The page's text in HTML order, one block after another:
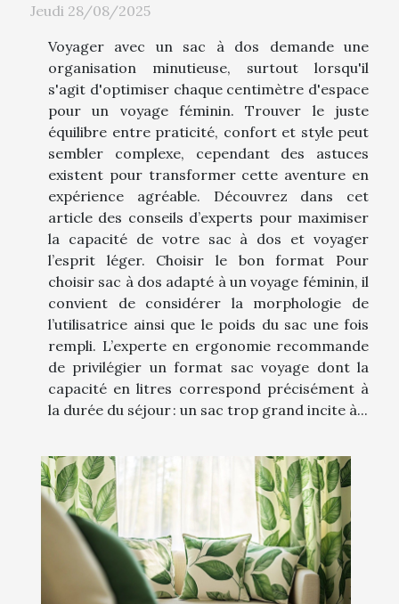
Jeudi 28/08/2025
Voyager avec un sac à dos demande une
organisation minutieuse, surtout lorsqu'il
s'agit d'optimiser chaque centimètre d'espace
pour un voyage féminin. Trouver le juste
équilibre entre praticité, confort et style peut
sembler complexe, cependant des astuces
existent pour transformer cette aventure en
expérience agréable. Découvrez dans cet
article des conseils d’experts pour maximiser
la capacité de votre sac à dos et voyager
l’esprit léger. Choisir le bon format Pour
choisir sac à dos adapté à un voyage féminin, il
convient de considérer la morphologie de
l’utilisatrice ainsi que le poids du sac une fois
rempli. L’experte en ergonomie recommande
de privilégier un format sac voyage dont la
capacité en litres correspond précisément à
la durée du séjour : un sac trop grand incite à...